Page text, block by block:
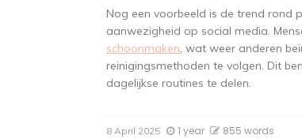
Nog een voorbeeld is de trend rond
aanwezigheid op social media.
schoonmaken, wat weer anderen
reinigingsmethoden te volgen. Dit
dagelijkse routines te delen.
8 April 2025 1 year 855 words